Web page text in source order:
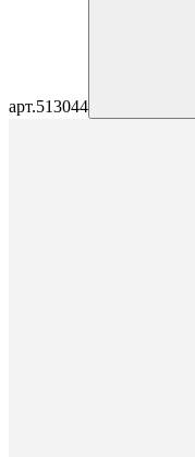
арт.513044